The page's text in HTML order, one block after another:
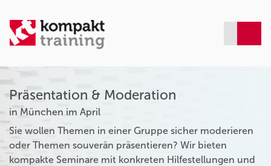
Präsentation & Moderation
in München im April
Sie wollen Themen in einer Gruppe sicher moderieren
oder Themen souverän präsentieren? Wir bieten
kompakte Seminare mit konkreten Hilfestellungen und